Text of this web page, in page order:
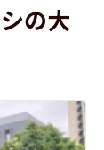
の大